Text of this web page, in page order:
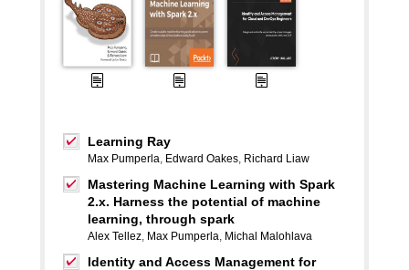
Learning Ray
Max Pumperla, Edward Oakes, Richard Liaw
Mastering Machine Learning with Spark
2.x. Harness the potential of machine
learning, through spark
Alex Tellez, Max Pumperla, Michal Malohlava
Identity and Access Management for